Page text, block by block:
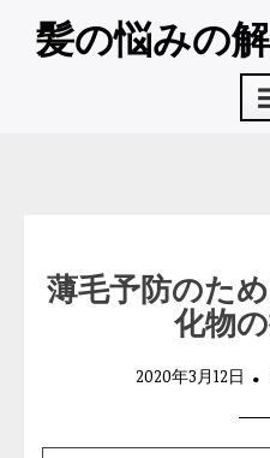
髪の悩みの
薄毛予防のた
化物
2020年3月12日